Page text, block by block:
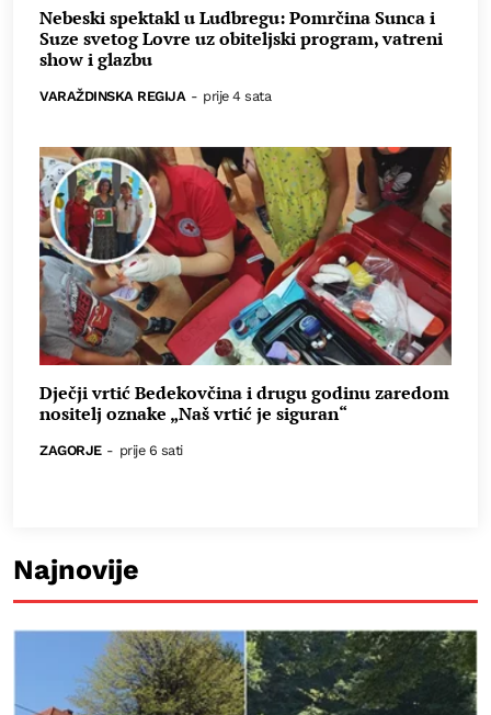
Nebeski spektakl u Ludbregu: Pomrčina Sunca i
Suze svetog Lovre uz obiteljski program, vatreni
show i glazbu
VARAŽDINSKA REGIJA - prije 4 sata
Dječji vrtić Bedekovčina i drugu godinu zaredom
nositelj oznake „Naš vrtić je siguran“
ZAGORJE - prije 6 sati
Najnovije